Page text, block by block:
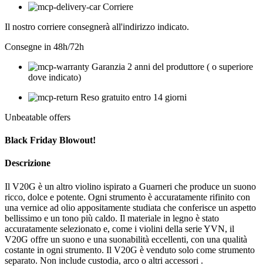
Corriere
Il nostro corriere consegnerà all'indirizzo indicato.
Consegne in 48h/72h
Garanzia 2 anni del produttore ( o superiore
dove indicato)
Reso gratuito entro 14 giorni
Unbeatable offers
Black Friday Blowout!
Descrizione
Il V20G è un altro violino ispirato a Guarneri che produce un suono
ricco, dolce e potente. Ogni strumento è accuratamente rifinito con
una vernice ad olio appositamente studiata che conferisce un aspetto
bellissimo e un tono più caldo. Il materiale in legno è stato
accuratamente selezionato e, come i violini della serie YVN, il
V20G offre un suono e una suonabilità eccellenti, con una qualità
costante in ogni strumento. Il V20G è venduto solo come strumento
separato. Non include custodia, arco o altri accessori .